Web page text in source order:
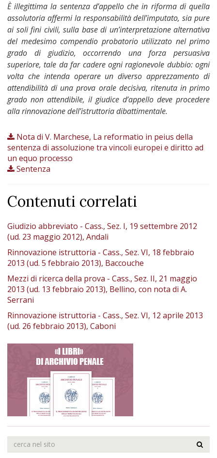
È illegittima la sentenza d’appello che in riforma di quella
assolutoria affermi la responsabilità dell’imputato, sia pure
ai soli fini civili, sulla base di un’interpretazione alternativa
del medesimo compendio probatorio utilizzato nel primo
grado di giudizio, occorrendo una forza persuasiva
superiore, tale da far cadere ogni ragionevole dubbio: ogni
volta che intenda operare un diverso apprezzamento di
attendibilità di una prova orale decisiva, ritenuta in primo
grado non attendibile, il giudice d’appello deve procedere
alla rinnovazione dell’istruttoria dibattimentale.
Nota di V. Marchese, La reformatio in peius della
sentenza di assoluzione tra vincoli europei e diritto ad
un equo processo
Sentenza
Contenuti correlati
Giudizio abbreviato - Cass., Sez. I, 19 settembre 2012
(ud. 23 maggio 2012), Andali
Rinnovazione istruttoria - Cass., Sez. VI, 18 febbraio
2013 (ud. 5 febbraio 2013), Baccouche
Mezzi di ricerca della prova - Cass., Sez. II, 21 maggio
2013 (ud. 13 febbraio 2013), Bellino, con nota di A.
Serrani
Rinnovazione istruttoria - Cass., Sez. VI, 12 aprile 2013
(ud. 26 febbraio 2013), Caboni